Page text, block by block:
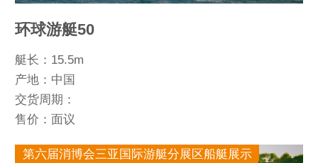
环球游艇50
艇长：15.5m
产地：中国
交货周期：
售价：面议
第六届消博会三亚国际游艇分展区船艇展示